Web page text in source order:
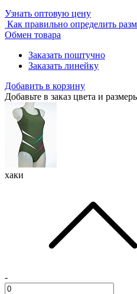
Узнать оптовую цену
Как правильно определить
Обмен товара
Заказать поштучно
Заказать линейку
Добавить в корзину
Добавьте в заказ цвета и
хаки
-